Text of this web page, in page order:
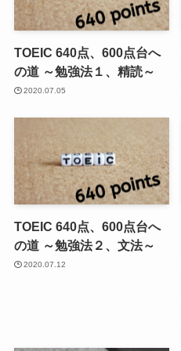
TOEIC 640点、600点台へ
の道 ～勉強法１、精読～
2020.07.05
TOEIC 640点、600点台へ
の道 ～勉強法２、文法～
2020.07.12